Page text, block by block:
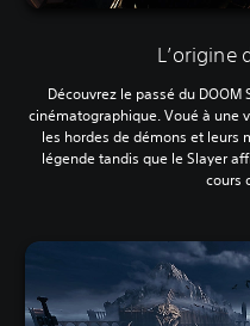
L’origine
Découvrez le passé du
cinématographique. Voué à une
les hordes de démons et leurs
légende tandis que le Slayer
cours